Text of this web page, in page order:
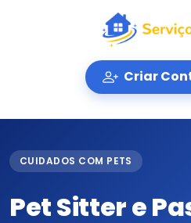
Criar
CUIDADOS COM PETS
Pet Sitter e